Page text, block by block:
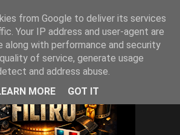
from Google to deliver its services
Your IP address and user-agent are
along with performance and security
of service, generate usage
and address abuse.
MORE
GOT IT